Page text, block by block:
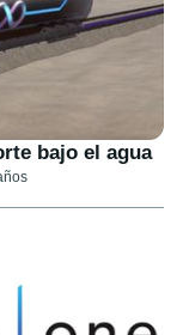
bajo el agua